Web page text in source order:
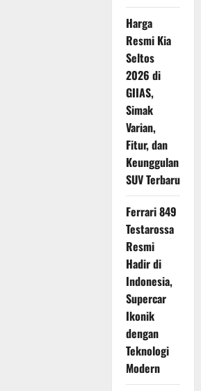
Harga
Resmi Kia
Seltos
2026 di
GIIAS,
Simak
Varian,
Fitur, dan
Keunggulan
SUV Terbaru
Ferrari 849
Testarossa
Resmi
Hadir di
Indonesia,
Supercar
Ikonik
dengan
Teknologi
Modern